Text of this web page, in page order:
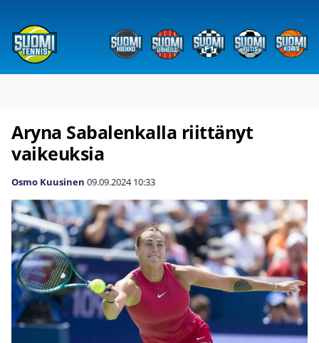
Aryna Sabalenkalla riittänyt
vaikeuksia
Osmo Kuusinen 09.09.2024 10:33